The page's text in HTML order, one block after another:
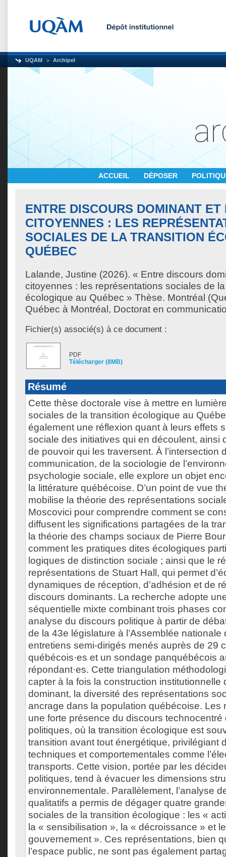
UQAM Archipel
ACCUEIL DÉPOSER
ENTRE DISCOURS DOMINANT ET
CITOYENNES : LES
SOCIALES DE LA TRANSITION
QUÉBEC
Lalande, Justine (2026). « Entre discours
citoyennes : les représentations sociales de
écologique au Québec » Thèse. Montréal
Québec à Montréal, Doctorat en
Fichier(s) associé(s) à ce document :
PDF
Télécharger (8MB)
Résumé
Cette thèse doctorale vise à mettre en
sociales de la transition écologique au
également une réflexion quant à leurs effets
sociale des initiatives qui en découlent, ainsi
de pouvoir qui les traversent. À l’intersection
communication, de la sociologie de
psychologie sociale, elle explore un objet
la littérature québécoise. D’un point de vue
mobilise la théorie des représentations
Moscovici pour comprendre comment se
diffusent les significations partagées de la
la théorie des champs sociaux de Pierre
comment les pratiques dites écologiques
logiques de distinction sociale ; ainsi que le
représentations de Stuart Hall, qui permet
dynamiques de réception, d’adhésion et de
discours dominants. La recherche adopte
séquentielle mixte combinant trois phases
analyse du discours politique à partir de
de la 43e législature à l’Assemblée
entretiens semi-dirigés menés auprès de 29
québécois·es et un sondage panquébécois
répondant·es. Cette triangulation
capter à la fois la construction institutionnelle
dominant, la diversité des représentations
ancrage dans la population québécoise. Les
une forte présence du discours
politiques, où la transition écologique est
transition avant tout énergétique, privilégiant
techniques et comportementales comme
transports. Cette vision, portée par les
politiques, tend à évacuer les dimensions
environnementale. Parallèlement, l’analyse
qualitatifs a permis de dégager quatre
sociales de la transition écologique : les «
la « sensibilisation », la « décroissance » et
gouvernement ». Ces représentations, bien
l’espace public, ne sont pas également